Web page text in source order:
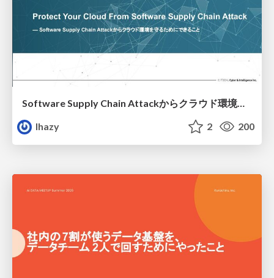
Software Supply Chain Attackからクラウド環境を守るためにできること
lhazy
2 200